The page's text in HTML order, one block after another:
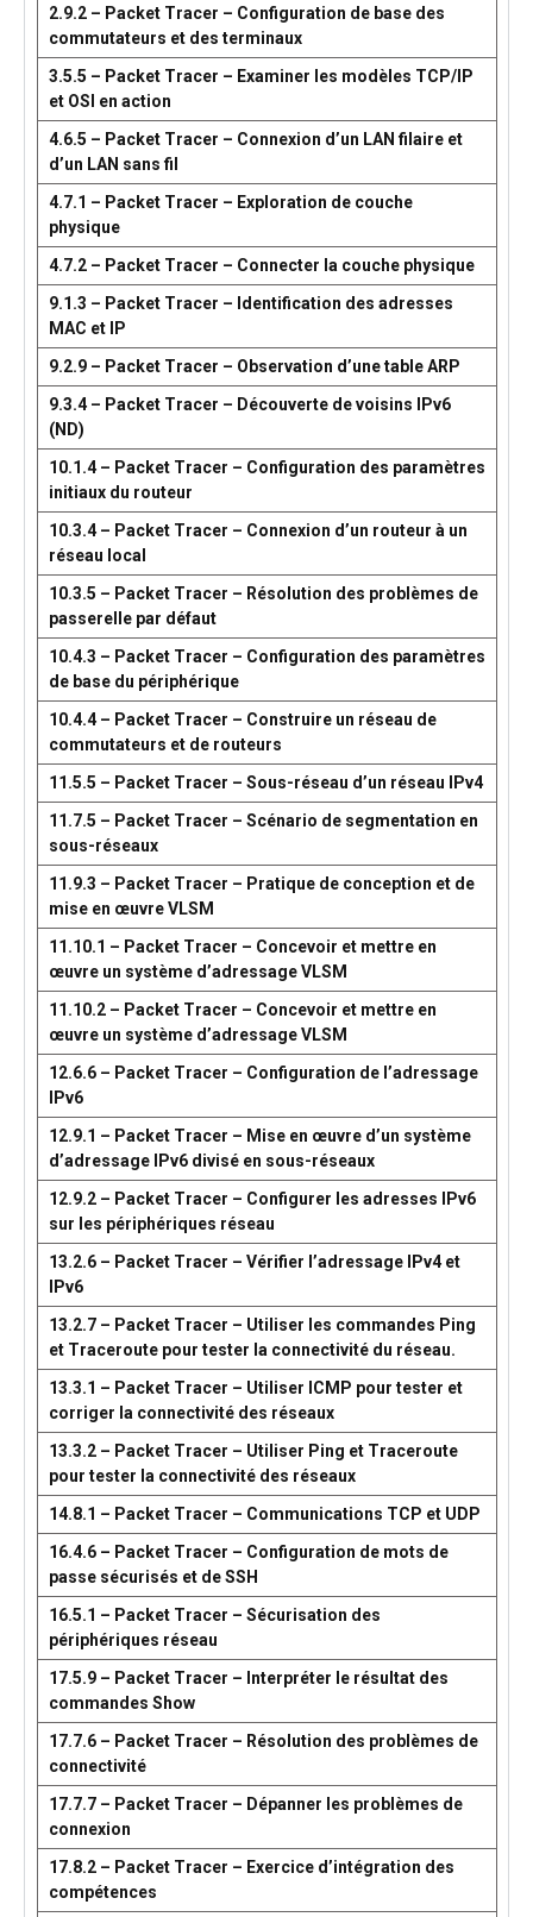
2.9.2 – Packet Tracer – Configuration de base des
commutateurs et des terminaux
3.5.5 – Packet Tracer – Examiner les modèles TCP/IP
et OSI en action
4.6.5 – Packet Tracer – Connexion d’un LAN filaire et
d’un LAN sans fil
4.7.1 – Packet Tracer – Exploration de couche
physique
4.7.2 – Packet Tracer – Connecter la couche physique
9.1.3 – Packet Tracer – Identification des adresses
MAC et IP
9.2.9 – Packet Tracer – Observation d’une table ARP
9.3.4 – Packet Tracer – Découverte de voisins IPv6
(ND)
10.1.4 – Packet Tracer – Configuration des paramètres
initiaux du routeur
10.3.4 – Packet Tracer – Connexion d’un routeur à un
réseau local
10.3.5 – Packet Tracer – Résolution des problèmes de
passerelle par défaut
10.4.3 – Packet Tracer – Configuration des paramètres
de base du périphérique
10.4.4 – Packet Tracer – Construire un réseau de
commutateurs et de routeurs
11.5.5 – Packet Tracer – Sous-réseau d’un réseau IPv4
11.7.5 – Packet Tracer – Scénario de segmentation en
sous-réseaux
11.9.3 – Packet Tracer – Pratique de conception et de
mise en œuvre VLSM
11.10.1 – Packet Tracer – Concevoir et mettre en
œuvre un système d’adressage VLSM
11.10.2 – Packet Tracer – Concevoir et mettre en
œuvre un système d’adressage VLSM
12.6.6 – Packet Tracer – Configuration de l’adressage
IPv6
12.9.1 – Packet Tracer – Mise en œuvre d’un système
d’adressage IPv6 divisé en sous-réseaux
12.9.2 – Packet Tracer – Configurer les adresses IPv6
sur les périphériques réseau
13.2.6 – Packet Tracer – Vérifier l’adressage IPv4 et
IPv6
13.2.7 – Packet Tracer – Utiliser les commandes Ping
et Traceroute pour tester la connectivité du réseau.
13.3.1 – Packet Tracer – Utiliser ICMP pour tester et
corriger la connectivité des réseaux
13.3.2 – Packet Tracer – Utiliser Ping et Traceroute
pour tester la connectivité des réseaux
14.8.1 – Packet Tracer – Communications TCP et UDP
16.4.6 – Packet Tracer – Configuration de mots de
passe sécurisés et de SSH
16.5.1 – Packet Tracer – Sécurisation des
périphériques réseau
17.5.9 – Packet Tracer – Interpréter le résultat des
commandes Show
17.7.6 – Packet Tracer – Résolution des problèmes de
connectivité
17.7.7 – Packet Tracer – Dépanner les problèmes de
connexion
17.8.2 – Packet Tracer – Exercice d’intégration des
compétences